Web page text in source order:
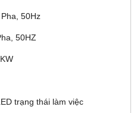
50Hz
50HZ
trạng thái làm việc